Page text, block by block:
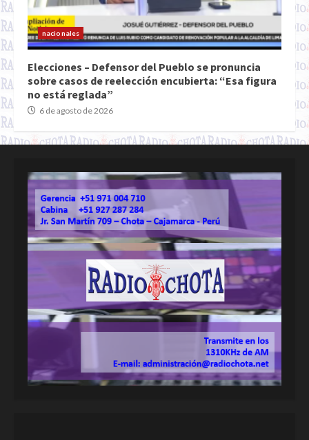
nacionales
Elecciones – Defensor del Pueblo se pronuncia
sobre casos de reelección encubierta: “Esa figura
no está reglada”
6 de agosto de 2026